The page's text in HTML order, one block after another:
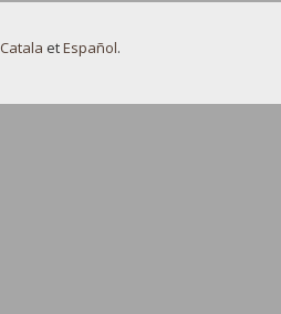
Catala etEspañol.